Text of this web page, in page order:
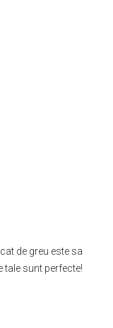
de greu este sa
tale sunt perfecte!